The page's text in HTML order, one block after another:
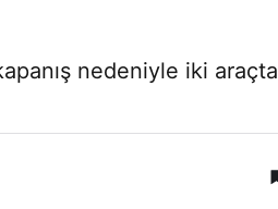
nedeniyle iki araçta